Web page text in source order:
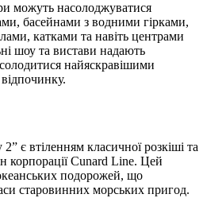
можуть насолоджуватися
басейнами з водними гірками,
катками та навіть центрами
шоу та вистави надають
найяскравішими
є втіленням класичної розкіші та
корпорації Cunard Line. Цей
подорожей, що
старовинних морських пригод.